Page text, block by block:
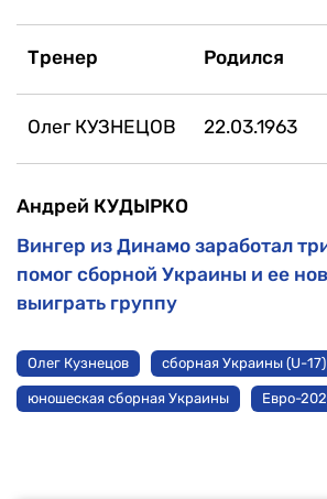
Тренер Родился
Олег КУЗНЕЦОВ 22.03.1963
Андрей КУДЫРКО
Вингер из Динамо заработал
помог сборной Украины и ее
выиграть группу
Олег Кузнецов сборная Украины (U-17)
юношеская сборная Украины Евро-